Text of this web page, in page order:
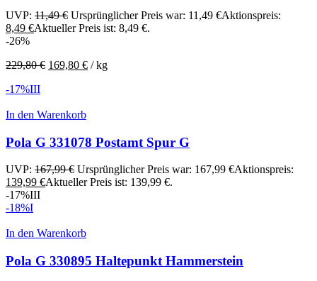
UVP: 11,49€ Ursprünglicher Preis war: 11,49 €Aktionspreis:
8,49 €Aktueller Preis ist: 8,49 €.
-26%
229,80€ 169,80 € /kg
-17%III
In den Warenkorb
Pola G 331078 Postamt Spur G
UVP: 167,99€ Ursprünglicher Preis war: 167,99 €Aktionspreis:
139,99 €Aktueller Preis ist: 139,99 €.
-17%III
-18%I
In den Warenkorb
Pola G 330895 Haltepunkt Hammerstein